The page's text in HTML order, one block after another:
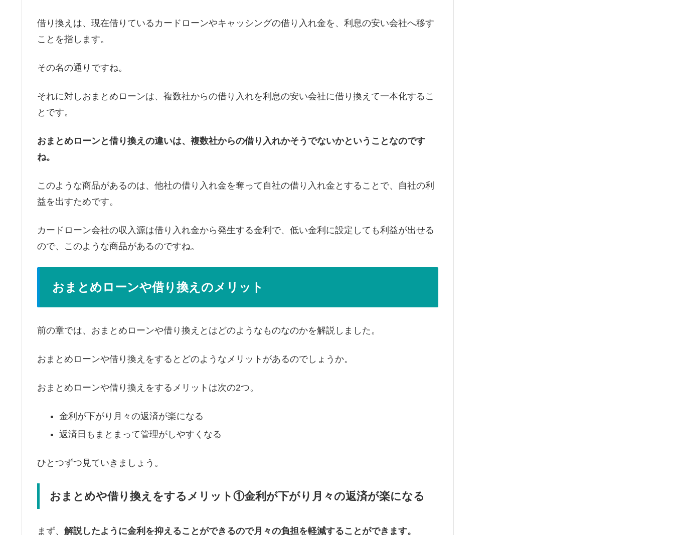
借り換えは、現在借りているカードローンやキャッシングの借り入れ金を、利息の安い会社へ移す
ことを指します。
その名の通りですね。
それに対しおまとめローンは、複数社からの借り入れを利息の安い会社に借り換えて一本化するこ
とです。
おまとめローンと借り換えの違いは、複数社からの借り入れかそうでないかということなのです
ね。
このような商品があるのは、他社の借り入れ金を奪って自社の借り入れ金とすることで、自社の利
益を出すためです。
カードローン会社の収入源は借り入れ金から発生する金利で、低い金利に設定しても利益が出せる
ので、このような商品があるのですね。
おまとめローンや借り換えのメリット
前の章では、おまとめローンや借り換えとはどのようなものなのかを解説しました。
おまとめローンや借り換えをするとどのようなメリットがあるのでしょうか。
おまとめローンや借り換えをするメリットは次の2つ。
金利が下がり月々の返済が楽になる
返済日もまとまって管理がしやすくなる
ひとつずつ見ていきましょう。
おまとめや借り換えをするメリット①金利が下がり月々の返済が楽になる
まず、 解説したように金利を抑えることができるので月々の負担を軽減することができます。